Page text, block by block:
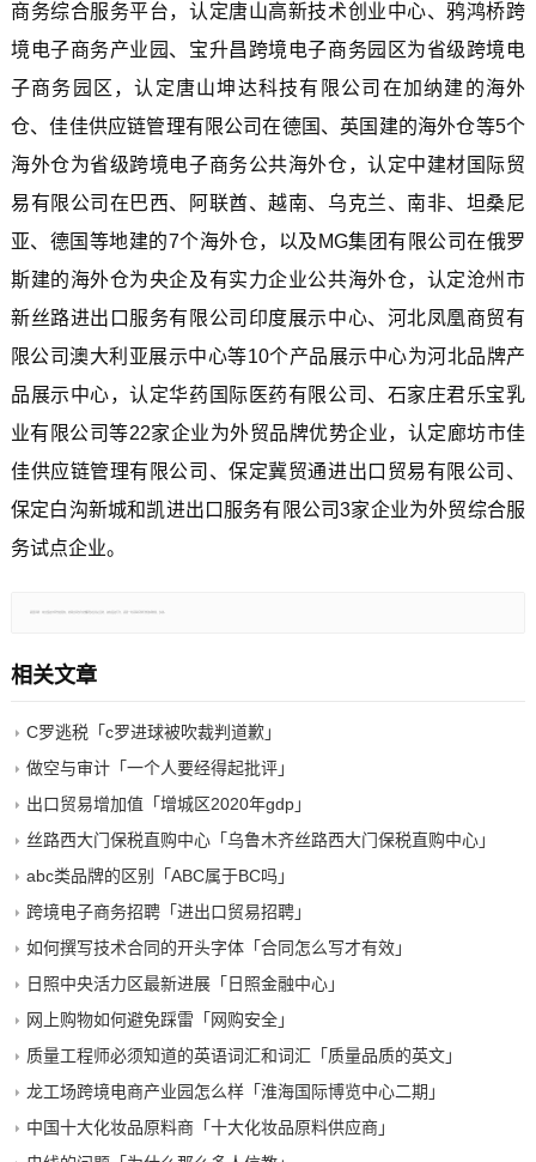
商务综合服务平台，认定唐山高新技术创业中心、鸦鸿桥跨
境电子商务产业园、宝升昌跨境电子商务园区为省级跨境电
子商务园区，认定唐山坤达科技有限公司在加纳建的海外
仓、佳佳供应链管理有限公司在德国、英国建的海外仓等5个
海外仓为省级跨境电子商务公共海外仓，认定中建材国际贸
易有限公司在巴西、阿联酋、越南、乌克兰、南非、坦桑尼
亚、德国等地建的7个海外仓，以及MG集团有限公司在俄罗
斯建的海外仓为央企及有实力企业公共海外仓，认定沧州市
新丝路进出口服务有限公司印度展示中心、河北凤凰商贸有
限公司澳大利亚展示中心等10个产品展示中心为河北品牌产
品展示中心，认定华药国际医药有限公司、石家庄君乐宝乳
业有限公司等22家企业为外贸品牌优势企业，认定廊坊市佳
佳供应链管理有限公司、保定冀贸通进出口贸易有限公司、
保定白沟新城和凯进出口服务有限公司3家企业为外贸综合服
务试点企业。
相关文章
C罗逃税「c罗进球被吹裁判道歉」
做空与审计「一个人要经得起批评」
出口贸易增加值「增城区2020年gdp」
丝路西大门保税直购中心「乌鲁木齐丝路西大门保税直购中心」
abc类品牌的区别「ABC属于BC吗」
跨境电子商务招聘「进出口贸易招聘」
如何撰写技术合同的开头字体「合同怎么写才有效」
日照中央活力区最新进展「日照金融中心」
网上购物如何避免踩雷「网购安全」
质量工程师必须知道的英语词汇和词汇「质量品质的英文」
龙工场跨境电商产业园怎么样「淮海国际博览中心二期」
中国十大化妆品原料商「十大化妆品原料供应商」